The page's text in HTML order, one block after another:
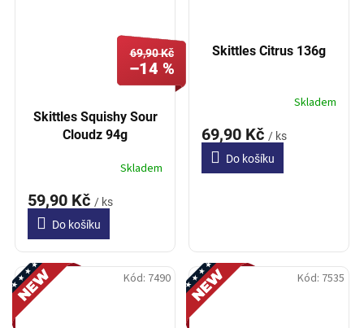
69,90 Kč
–14 %
Skittles Squishy Sour
Cloudz 94g
Skladem
59,90 Kč / ks
Do košíku
Skittles Citrus 136g
Skladem
69,90 Kč / ks
Do košíku
Novinka Kód: 7490 Novinka Kód: 7535